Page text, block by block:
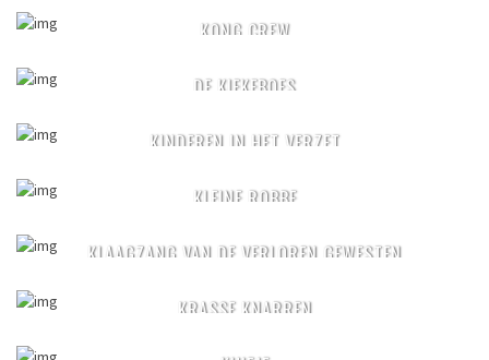
KONG CREW
DE KIEKEBOES
KINDEREN IN HET VERZET
KLEINE ROBBE
KLAAGZANG VAN DE VERLOREN GEWESTEN
KRASSE KNARREN